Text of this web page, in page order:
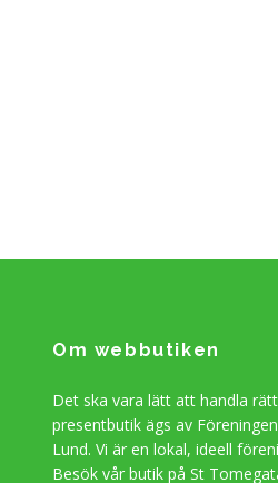
Om webbutiken
Det ska vara lätt att handla
presentbutik ägs av
Lund. Vi är en lokal, ideell
Besök vår butik på St